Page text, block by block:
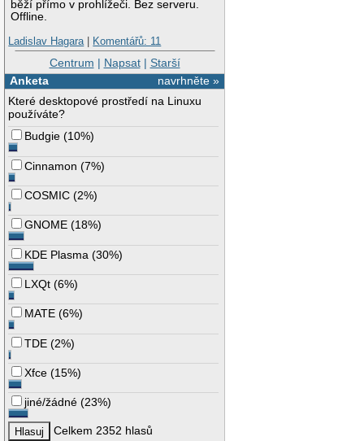
běží přímo v prohlížeči. Bez serveru.
Offline.
Ladislav Hagara| Komentářů: 11
Centrum | Napsat| Starší
navrhněte »
Anketa
Které desktopové prostředí na Linuxu
používáte?
Budgie (10%)
Cinnamon (7%)
COSMIC (2%)
GNOME (18%)
KDE Plasma (30%)
LXQt (6%)
MATE (6%)
TDE (2%)
Xfce (15%)
jiné/žádné (23%)
Celkem 2352 hlasů